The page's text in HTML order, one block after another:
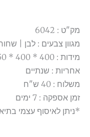
מק"ט : 6042
מגוון צבעים : לבן |
מידות : 400 * 400 * 150 מ"מ
אחריות : שנתיים
משלוח : 40 ש"ח
זמן אספקה : 7 ימים
*ניתן לאיסוף עצמי